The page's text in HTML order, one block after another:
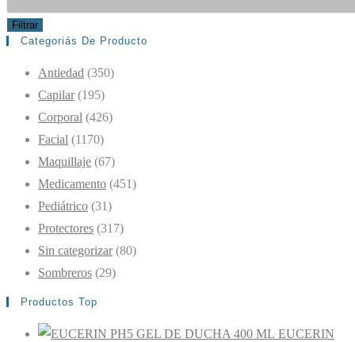
Filtrar
Categoriás De Producto
Antiedad (350)
Capilar (195)
Corporal (426)
Facial (1170)
Maquillaje (67)
Medicamento (451)
Pediátrico (31)
Protectores (317)
Sin categorizar (80)
Sombreros (29)
Productos Top
EUCERIN